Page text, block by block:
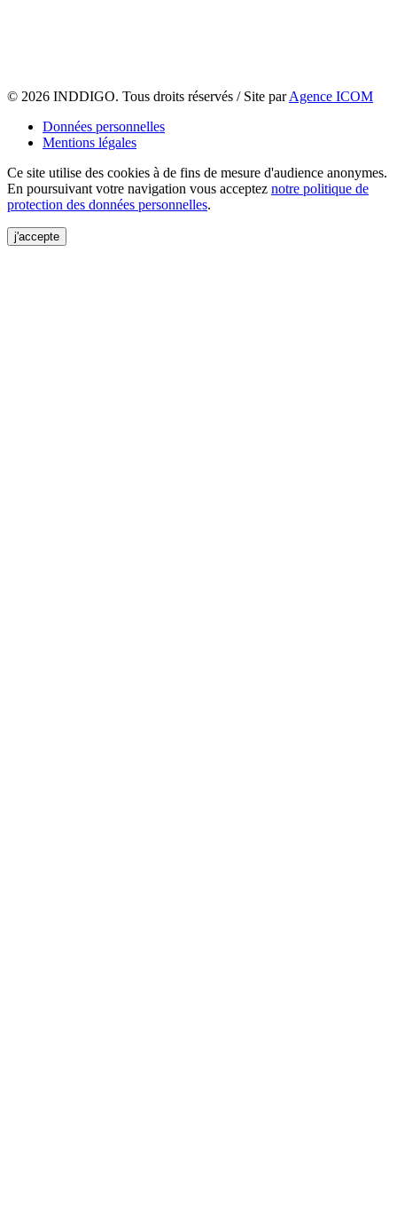
© 2026 INDDIGO. Tous droits réservés / Site parAgence ICOM
Données personnelles
Mentions légales
Ce site utilise des cookies à de fins de mesure d'audience anonymes.
En poursuivant votre navigation vous acceptez notre politique de
protection des données personnelles.
j'accepte